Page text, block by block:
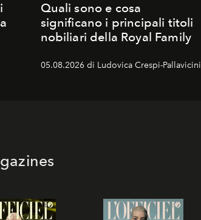
Quali sono e cosa
significano i principali titoli
nobiliari della Royal Family
05.08.2026 di Ludovica Crespi-Pallavicini